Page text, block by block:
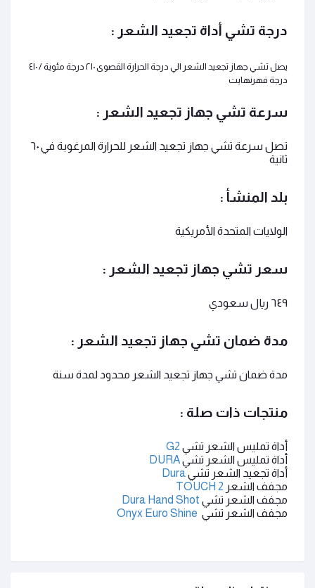
درجة تشي أداة تجعيد الشعر :
يصل تشي جهاز تجعيد الشعر الي درجة الحرارة القصوى٢١٠ درجة مئوية /٤١٠
درجة فهرنهايت
سرعة تشي جهاز تجعيد الشعر :
تصل سرعة تشي جهاز تجعيد الشعر للحرارة المرغوبة في٦٠
ثانية
بلد المنشأ :
الولايات المتحدة الأمريكية
سعر تشي جهاز تجعيد الشعر :
٦٤٩ ريال سعودي
مدة ضمان تشي جهاز تجعيد الشعر :
مدة ضمان تشي جهاز تجعيد الشعر محدود لمدة سنة
منتجات ذات صلة :
أداة تمليس الشعر تشي G2
أداة تمليس الشعر تشيDURA
أداة تجعيد الشعر تشيDura
مجفف الشعر TOUCH 2
مجفف الشعر تشي Dura Hand Shot
مجفف الشعر تشي Onyx Euro Shine